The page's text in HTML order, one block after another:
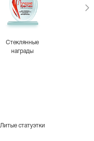
Стеклянные
награды
Литые статуэтки